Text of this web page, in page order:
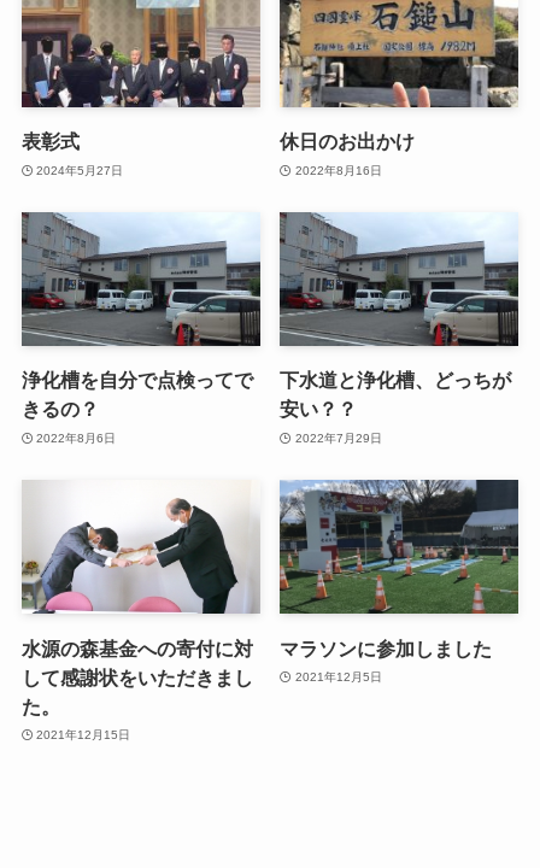
表彰式
2024年5月27日
休日のお出かけ
2022年8月16日
浄化槽を自分で点検ってで
きるの？
2022年8月6日
下水道と浄化槽、どっちが
安い？？
2022年7月29日
水源の森基金への寄付に対
して感謝状をいただきまし
た。
2021年12月15日
マラソンに参加しました
2021年12月5日